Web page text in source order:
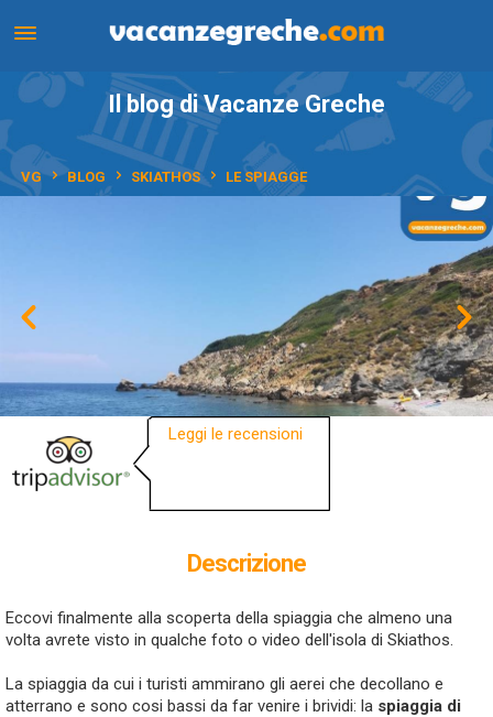
Il blog di Vacanze Greche
VG BLOG SKIATHOS LE SPIAGGE
Descrizione
Eccovi finalmente alla scoperta della spiaggia che almeno una
volta avrete visto in qualche foto o video dell'isola di Skiathos.
La spiaggia da cui i turisti ammirano gli aerei che decollano e
atterrano e sono cosi bassi da far venire i brividi: la spiaggia di
Leggi le recensioni